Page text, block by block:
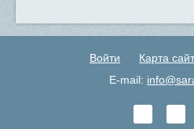
Войти Карта
E-mail: